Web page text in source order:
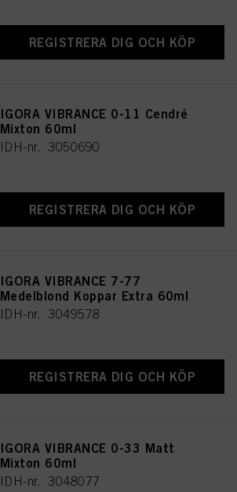
REGISTRERA DIG OCH KÖP
IGORA VIBRANCE 0-11 Cendré
Mixton 60ml
IDH-nr. 3050690
REGISTRERA DIG OCH KÖP
IGORA VIBRANCE 7-77
Medelblond Koppar Extra 60ml
IDH-nr. 3049578
REGISTRERA DIG OCH KÖP
IGORA VIBRANCE 0-33 Matt
Mixton 60ml
IDH-nr. 3048077